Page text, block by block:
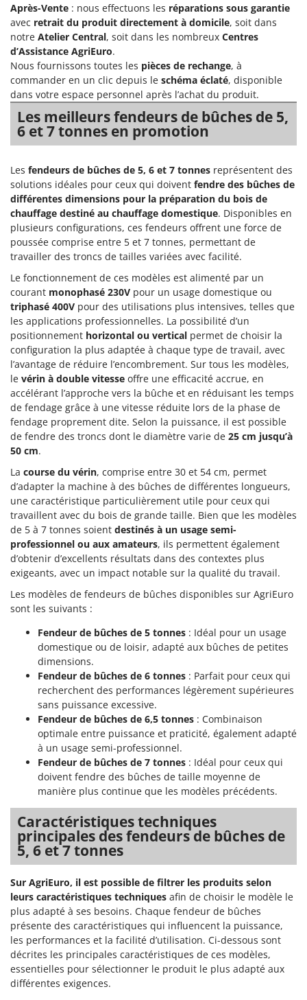
Après-Vente : nous effectuons les réparations sous garantie
avec retrait du produit directement à domicile, soit dans
notre Atelier Central, soit dans les nombreux Centres
d’Assistance AgriEuro.
Nous fournissons toutes les pièces de rechange, à
commander en un clic depuis le schéma éclaté, disponible
dans votre espace personnel après l’achat du produit.
Les meilleurs fendeurs de bûches de 5,
6 et 7 tonnes en promotion
Les fendeurs de bûches de 5, 6 et 7 tonnes représentent des
solutions idéales pour ceux qui doivent fendre des bûches de
différentes dimensions pour la préparation du bois de
chauffage destiné au chauffage domestique. Disponibles en
plusieurs configurations, ces fendeurs offrent une force de
poussée comprise entre 5 et 7 tonnes, permettant de
travailler des troncs de tailles variées avec facilité.
Le fonctionnement de ces modèles est alimenté par un
courant monophasé 230V pour un usage domestique ou
triphasé 400V pour des utilisations plus intensives, telles que
les applications professionnelles. La possibilité d’un
positionnement horizontal ou vertical permet de choisir la
configuration la plus adaptée à chaque type de travail, avec
l’avantage de réduire l’encombrement. Sur tous les modèles,
le vérin à double vitesse offre une efficacité accrue, en
accélérant l’approche vers la bûche et en réduisant les temps
de fendage grâce à une vitesse réduite lors de la phase de
fendage proprement dite. Selon la puissance, il est possible
de fendre des troncs dont le diamètre varie de 25 cm jusqu’à
50 cm.
La course du vérin, comprise entre 30 et 54 cm, permet
d’adapter la machine à des bûches de différentes longueurs,
une caractéristique particulièrement utile pour ceux qui
travaillent avec du bois de grande taille. Bien que les modèles
de 5 à 7 tonnes soient destinés à un usage semi-
professionnel ou aux amateurs, ils permettent également
d’obtenir d’excellents résultats dans des contextes plus
exigeants, avec un impact notable sur la qualité du travail.
Les modèles de fendeurs de bûches disponibles sur AgriEuro
sont les suivants :
Fendeur de bûches de 5 tonnes : Idéal pour un usage
domestique ou de loisir, adapté aux bûches de petites
dimensions.
Fendeur de bûches de 6 tonnes : Parfait pour ceux qui
recherchent des performances légèrement supérieures
sans puissance excessive.
Fendeur de bûches de 6,5 tonnes : Combinaison
optimale entre puissance et praticité, également adapté
à un usage semi-professionnel.
Fendeur de bûches de 7 tonnes : Idéal pour ceux qui
doivent fendre des bûches de taille moyenne de
manière plus continue que les modèles précédents.
Caractéristiques techniques
principales des fendeurs de bûches de
5, 6 et 7 tonnes
Sur AgriEuro, il est possible de filtrer les produits selon
leurs caractéristiques techniques afin de choisir le modèle le
plus adapté à ses besoins. Chaque fendeur de bûches
présente des caractéristiques qui influencent la puissance,
les performances et la facilité d’utilisation. Ci-dessous sont
décrites les principales caractéristiques de ces modèles,
essentielles pour sélectionner le produit le plus adapté aux
différentes exigences.